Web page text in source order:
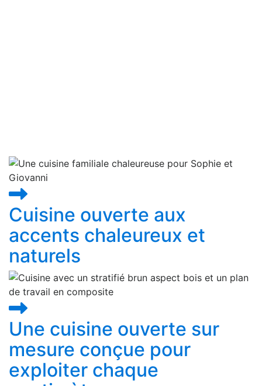
Cuisine ouverte aux
accents chaleureux et
naturels
Une cuisine ouverte sur
mesure conçue pour
exploiter chaque